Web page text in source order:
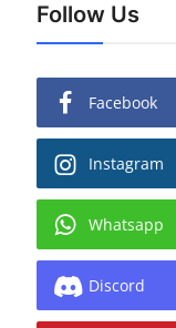
Follow Us
Facebook
Instagram
Whatsapp
Discord